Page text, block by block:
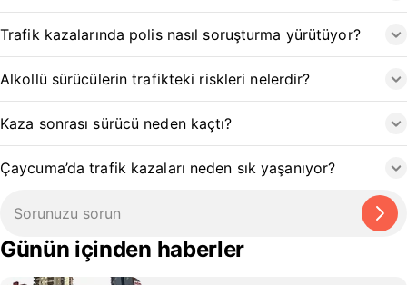
Trafik kazalarında polis nasıl soruşturma yürütüyor?
Alkollü sürücülerin trafikteki riskleri nelerdir?
Kaza sonrası sürücü neden kaçtı?
Çaycuma’da trafik kazaları neden sık yaşanıyor?
Günün içinden haberler